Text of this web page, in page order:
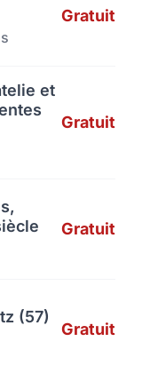
Gratuit
et
Gratuit
Gratuit
(57)
Gratuit